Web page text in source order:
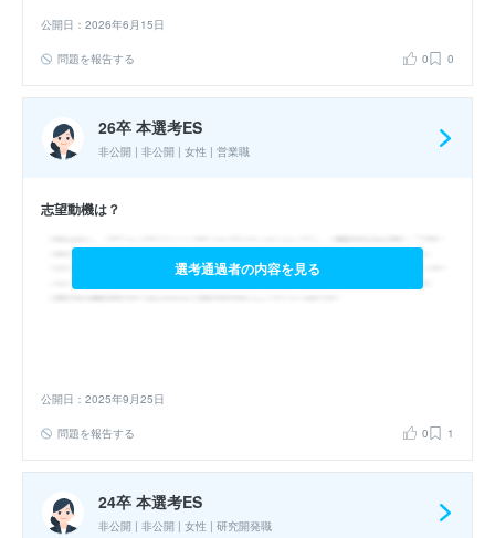
公開日：2026年6月15日
問題を報告する 0 0
26卒 本選考ES
非公開 | 非公開 | 女性 | 営業職
志望動機は？
選考通過者の内容を見る
公開日：2025年9月25日
問題を報告する 0 1
24卒 本選考ES
非公開 | 非公開 | 女性 | 研究開発職